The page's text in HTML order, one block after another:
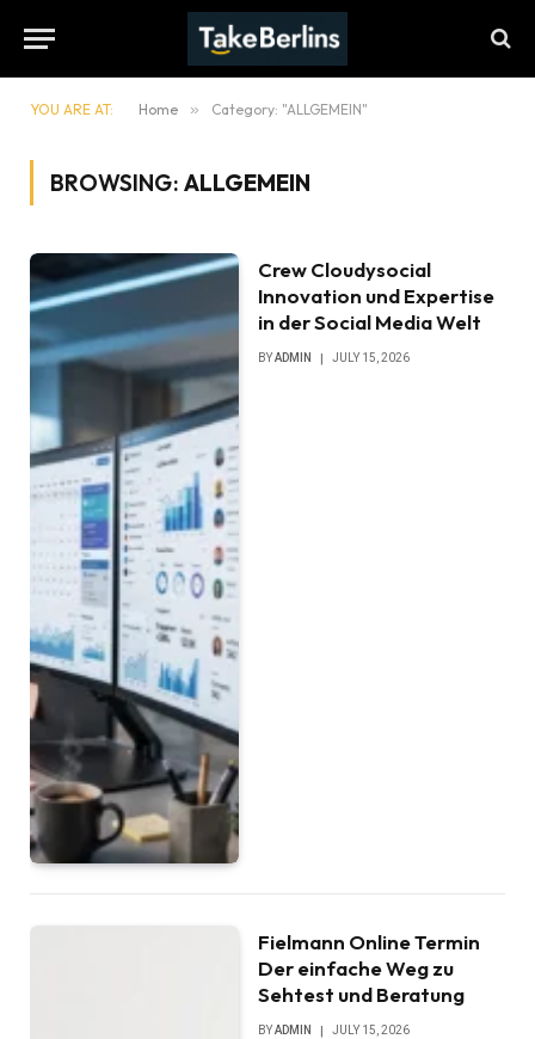
YOU ARE AT: Home » Category: "ALLGEMEIN"
BROWSING: ALLGEMEIN
Crew Cloudysocial
Innovation und Expertise
in der Social Media Welt
BYADMIN JULY 15, 2026
Fielmann Online Termin
Der einfache Weg zu
Sehtest und Beratung
BYADMIN JULY 15, 2026